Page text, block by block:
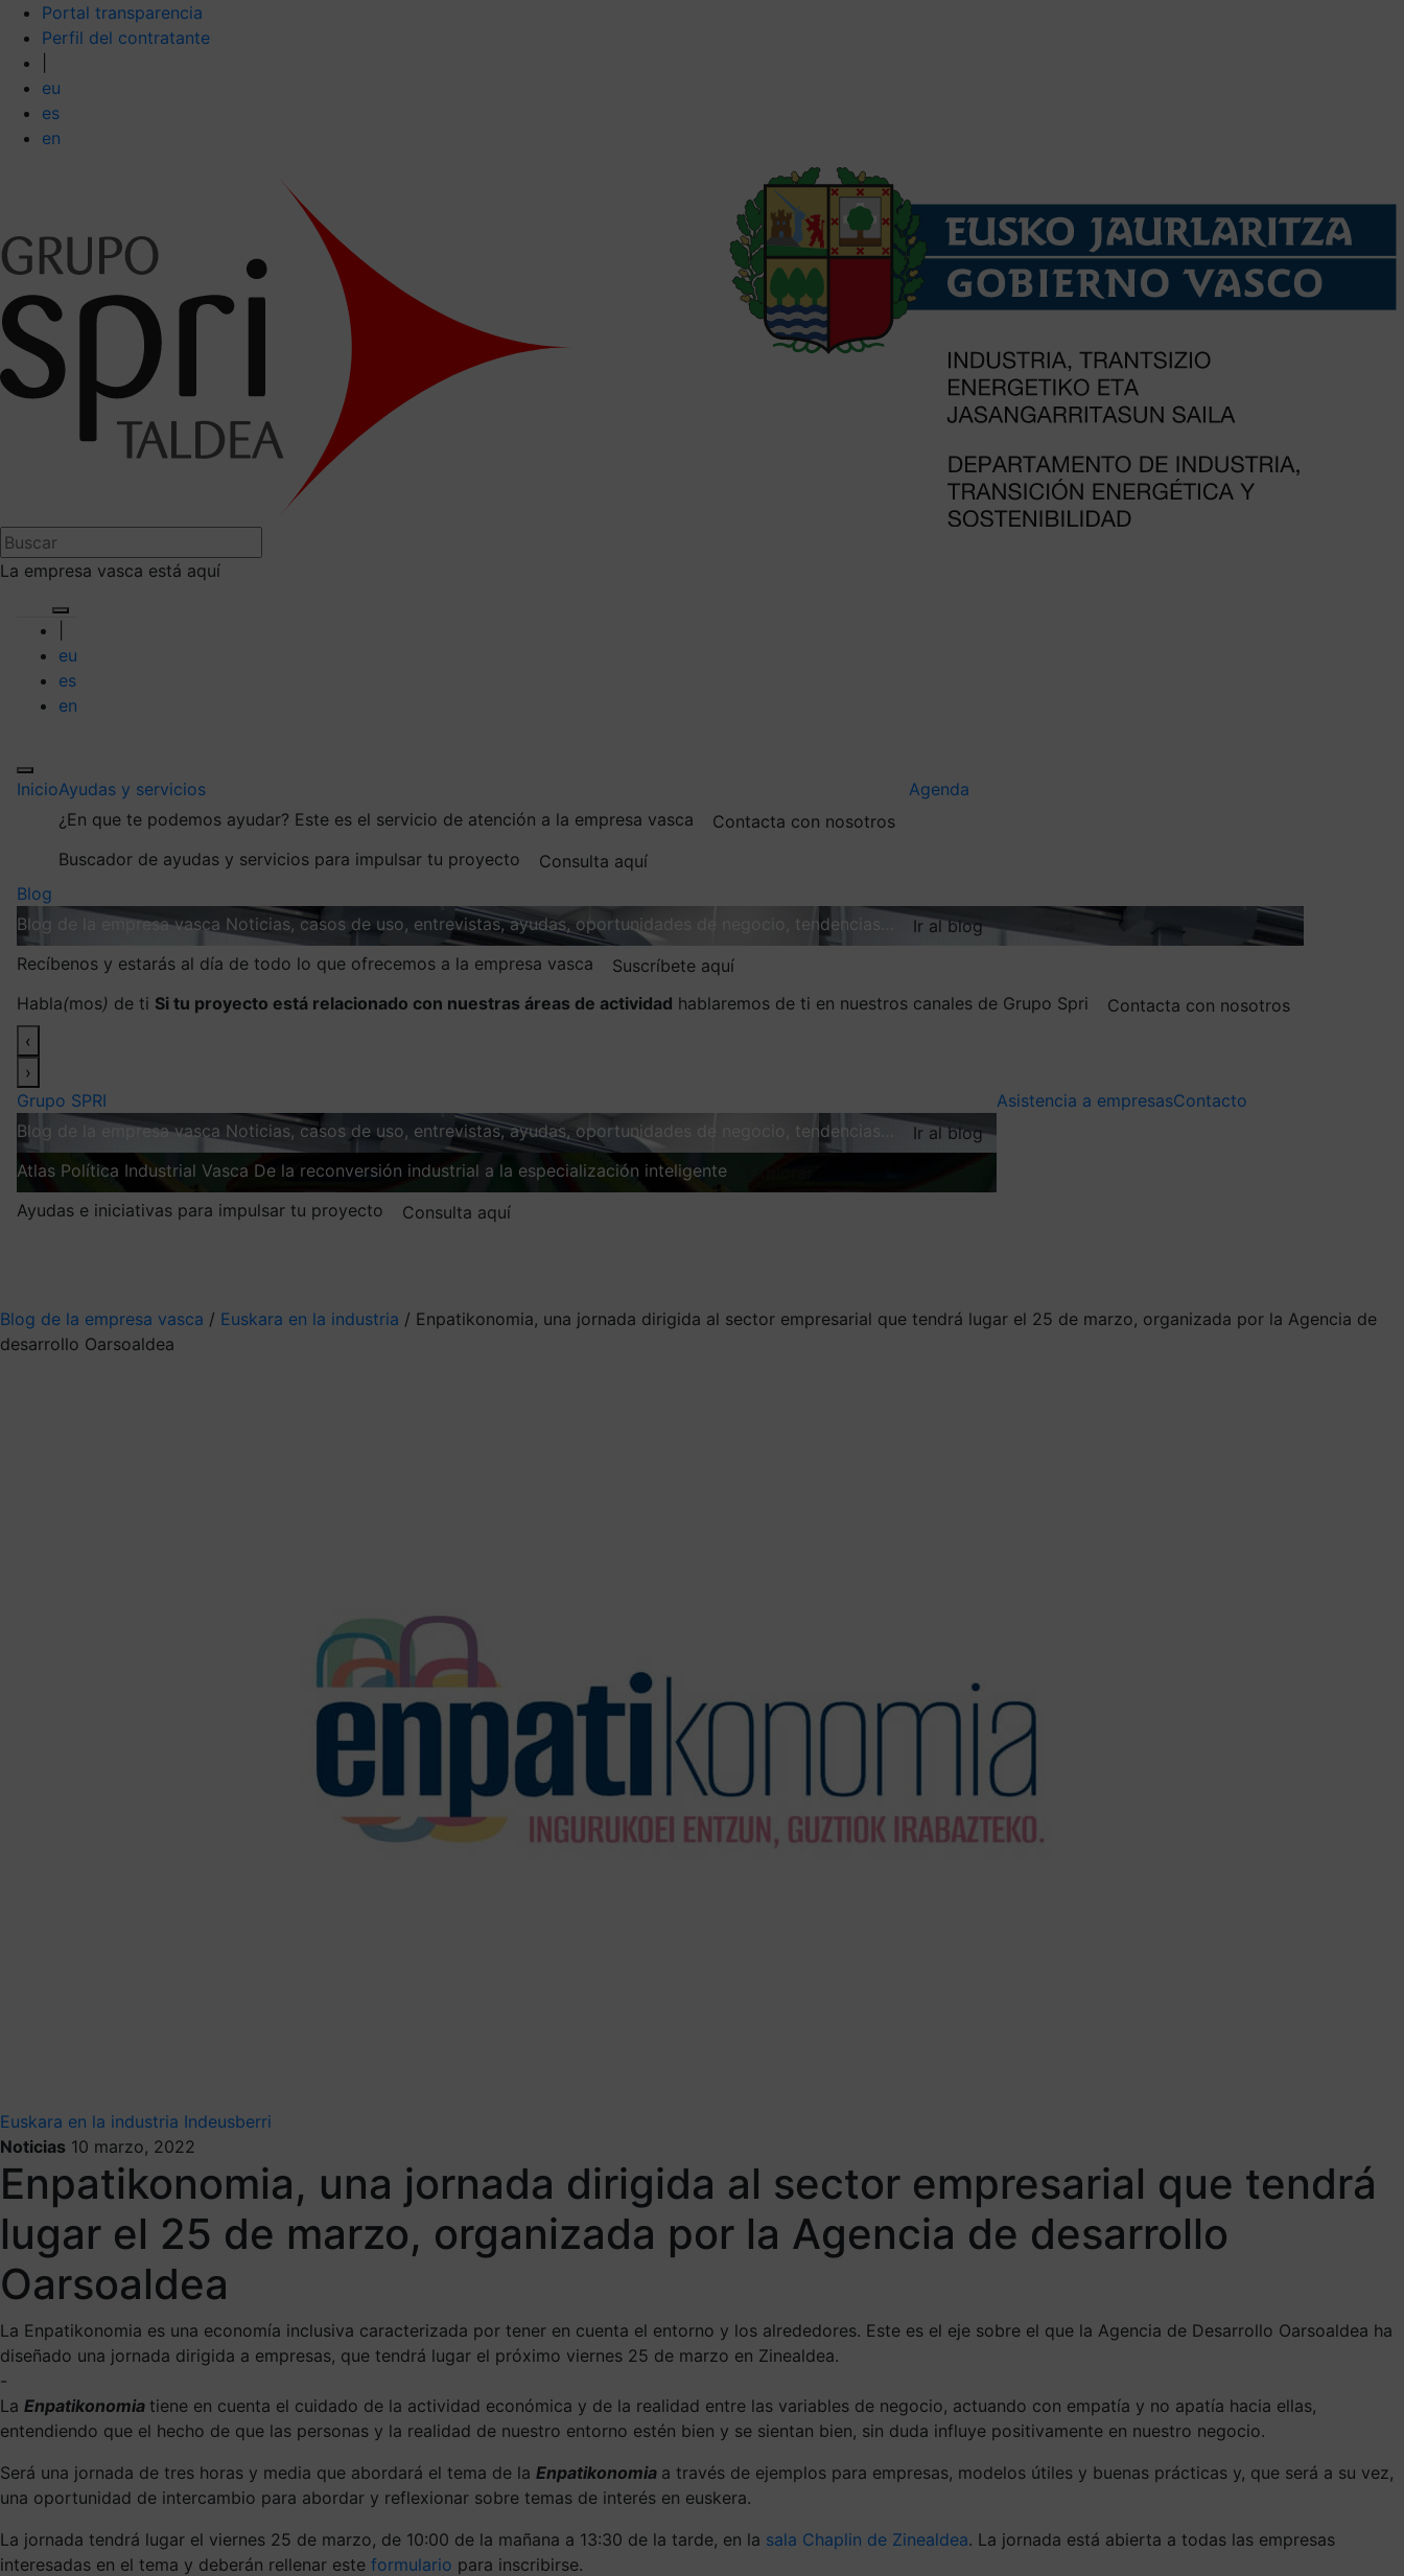
Portal transparencia
Perfil del contratante
eu
es
en
La empresa vasca está aquí
eu
es
en
InicioAyudas y servicios
¿En que te podemos ayudar? Este es el servicio de atención a la empresa vasca
Contacta con nosotros
Buscador de ayudas y servicios para impulsar tu proyecto
Consulta aquí
Agenda
Blog
Blog de la empresa vasca Noticias, casos de uso, entrevistas, ayudas, oportunidades de negocio, tendencias…
Ir al blog
Recíbenos y estarás al día de todo lo que ofrecemos a la empresa vasca
Suscríbete aquí
Habla(mos) de ti Si tu proyecto está relacionado con nuestras áreas de actividad hablaremos de ti en nuestros canales de Grupo Spri
Contacta con nosotros
‹
›
Grupo SPRI
Blog de la empresa vasca Noticias, casos de uso, entrevistas, ayudas, oportunidades de negocio, tendencias…
Ir al blog
Atlas Política Industrial Vasca De la reconversión industrial a la especialización inteligente
Ayudas e iniciativas para impulsar tu proyecto
Consulta aquí
Asistencia a empresasContacto
Blog de la empresa vasca / Euskara en la industria / Enpatikonomia, una jornada dirigida al sector empresarial que tendrá lugar el 25 de marzo, organizada por la Agencia de
desarrollo Oarsoaldea
Euskara en la industria Indeusberri
Noticias 10 marzo, 2022
Enpatikonomia, una jornada dirigida al sector empresarial que tendrá
lugar el 25 de marzo, organizada por la Agencia de desarrollo
Oarsoaldea
La Enpatikonomia es una economía inclusiva caracterizada por tener en cuenta el entorno y los alrededores. Este es el eje sobre el que la Agencia de Desarrollo Oarsoaldea ha
diseñado una jornada dirigida a empresas, que tendrá lugar el próximo viernes 25 de marzo en Zinealdea.
-
La Enpatikonomia tiene en cuenta el cuidado de la actividad económica y de la realidad entre las variables de negocio, actuando con empatía y no apatía hacia ellas,
entendiendo que el hecho de que las personas y la realidad de nuestro entorno estén bien y se sientan bien, sin duda influye positivamente en nuestro negocio.
Será una jornada de tres horas y media que abordará el tema de la Enpatikonomia a través de ejemplos para empresas, modelos útiles y buenas prácticas y, que será a su vez,
una oportunidad de intercambio para abordar y reflexionar sobre temas de interés en euskera.
La jornada tendrá lugar el viernes 25 de marzo, de 10:00 de la mañana a 13:30 de la tarde, en la sala Chaplin de Zinealdea. La jornada está abierta a todas las empresas
interesadas en el tema y deberán rellenar este formulario para inscribirse.